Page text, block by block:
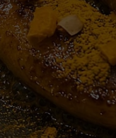
bilis dan kacang